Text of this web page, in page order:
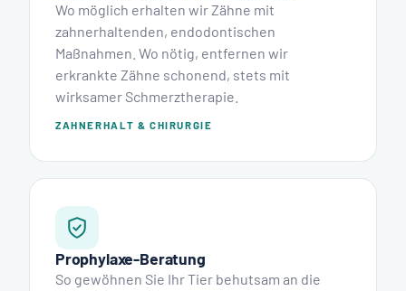
Wo möglich erhalten wir Zähne mit
zahnerhaltenden, endodontischen
Maßnahmen. Wo nötig, entfernen wir
erkrankte Zähne schonend, stets mit
wirksamer Schmerztherapie.
ZAHNERHALT & CHIRURGIE
Prophylaxe-Beratung
So gewöhnen Sie Ihr Tier behutsam an die